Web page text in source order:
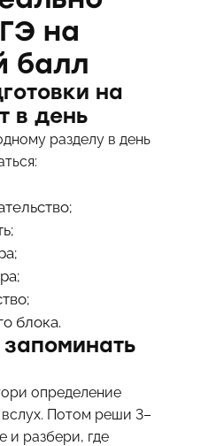
на
балл
на
в день
разделу в день
блока.
определение
Потом реши 3–
и разбери, где